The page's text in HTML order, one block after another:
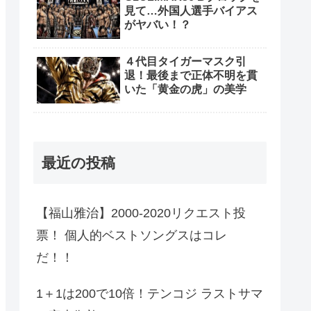
見て…外国人選手バイアス
がヤバい！？
４代目タイガーマスク引
退！最後まで正体不明を貫
いた「黄金の虎」の美学
最近の投稿
【福山雅治】2000-2020リクエスト投
票！ 個人的ベストソングスはコレ
だ！！
1＋1は200で10倍！テンコジ ラストサマ